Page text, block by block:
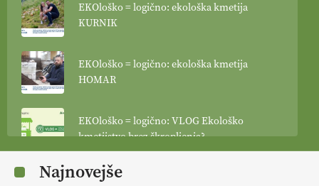
EKOloško = logično: ekološka kmetija
KURNIK
EKOloško = logično: ekološka kmetija
HOMAR
EKOloško = logično: VLOG Ekološko
kmetijstvo brez škropljenja?
EKOloško = logično: ekološka kmetija
Najnovejše